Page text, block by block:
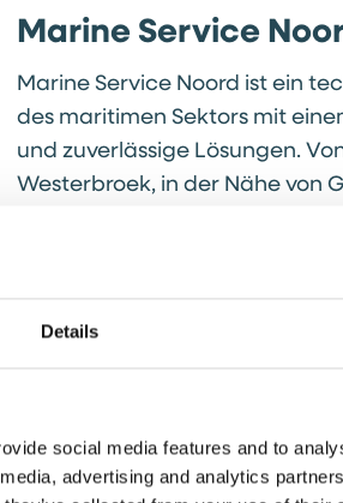
Details
social media features and to
advertising and analytics
Marine Service
Marine Service Noord ist ein
des maritimen Sektors mit
und zuverlässige Lösungen.
Westerbroek, in der Nähe von
umfangreiche
Weiterlesen